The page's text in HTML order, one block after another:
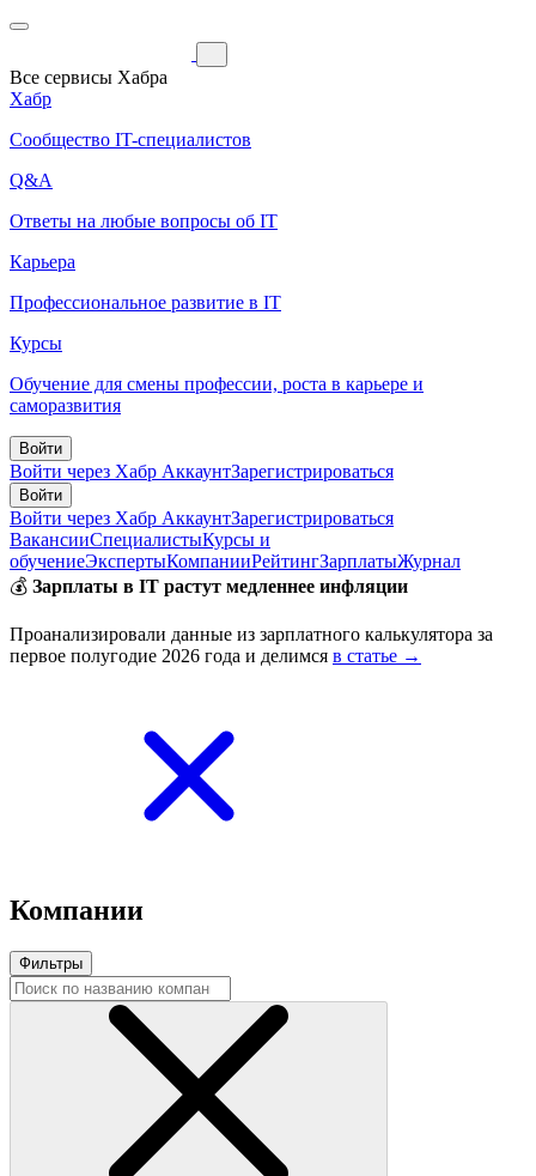
Все сервисы Хабра
Хабр
Сообщество IT-специалистов
Q&A
Ответы на любые вопросы об IT
Карьера
Профессиональное развитие в IT
Курсы
Обучение для смены профессии, роста в карьере и
саморазвития
Войти
Войти через Хабр АккаунтЗарегистрироваться
Войти
Войти через Хабр АккаунтЗарегистрироваться
ВакансииСпециалистыКурсы и
обучениеЭкспертыКомпанииРейтингЗарплатыЖурнал
💰 Зарплаты в IT растут медленнее инфляции
Проанализировали данные из зарплатного калькулятора за
первое полугодие 2026 года и делимся в статье →
Компании
Фильтры